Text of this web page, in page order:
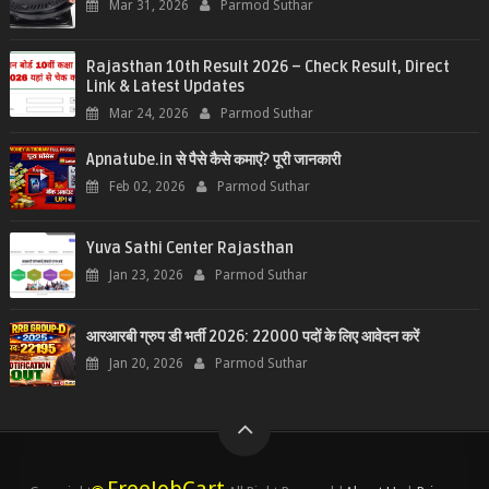
Mar 31, 2026 Parmod Suthar
Rajasthan 10th Result 2026 – Check Result, Direct
Link & Latest Updates
Mar 24, 2026 Parmod Suthar
Apnatube.in से पैसे कैसे कमाएं? पूरी जानकारी
Feb 02, 2026 Parmod Suthar
Yuva Sathi Center Rajasthan
Jan 23, 2026 Parmod Suthar
आरआरबी ग्रुप डी भर्ती 2026: 22000 पदों के लिए आवेदन करें
Jan 20, 2026 Parmod Suthar